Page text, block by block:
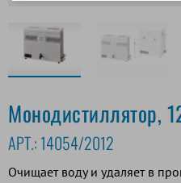
Монодистиллятор,
АРТ.: 14054/2012
Очищает воду и удаляет в